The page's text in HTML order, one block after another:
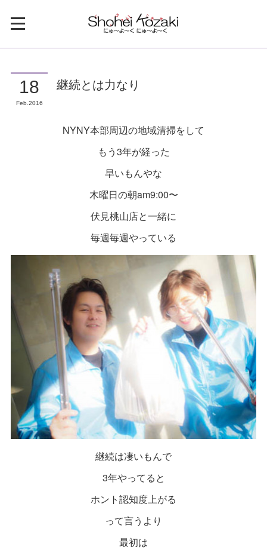
18
Feb 2016
継続とは力なり
NYNY本部周辺の地域清掃をして
もう3年が経った
早いもんやな
木曜日の朝am9:00〜
伏見桃山店と一緒に
毎週毎週やっている
継続は凄いもんで
3年やってると
ホント認知度上がる
って言うより
最初は